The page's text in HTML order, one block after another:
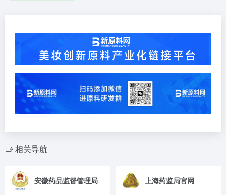
相关导航
安徽药品监督管理局 上海药监局官网